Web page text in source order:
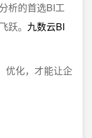
析的首选BI工
跃。 九数云BI
优化，才能让企